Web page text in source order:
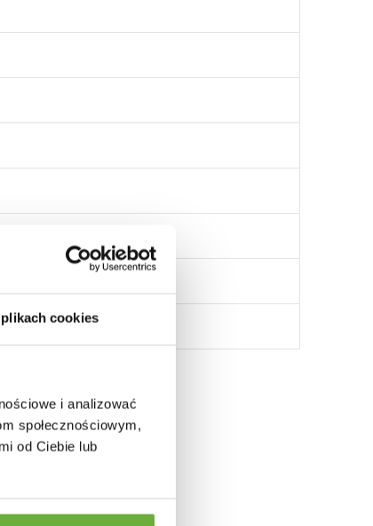
cookies
i analizować
społecznościowym,
od Ciebie lub